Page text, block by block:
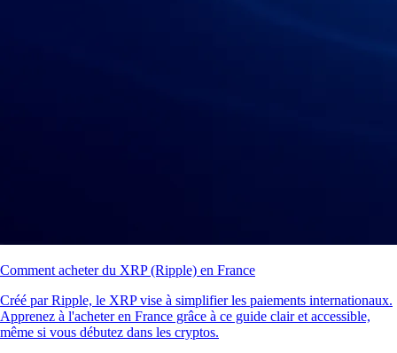
Comment acheter du XRP (Ripple) en France
Créé par Ripple, le XRP vise à simplifier les paiements internationaux.
Apprenez à l'acheter en France grâce à ce guide clair et accessible,
même si vous débutez dans les cryptos.